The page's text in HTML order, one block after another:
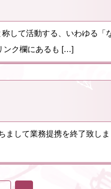
して活動する、いわゆる「
ンク欄にあるも […]
して業務提携を終了致し